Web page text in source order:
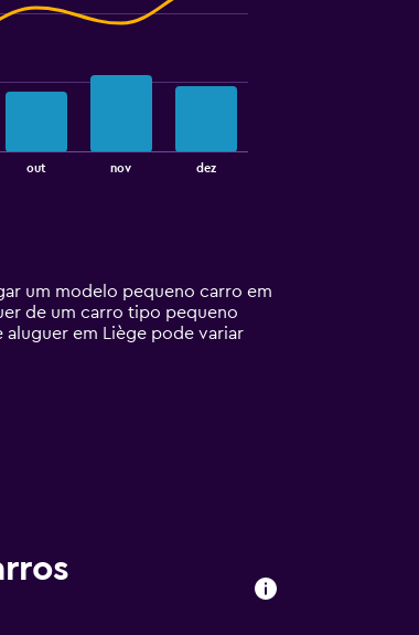
out nov dez
um modelo pequeno carro em
de um carro tipo pequeno
em Liège pode variar